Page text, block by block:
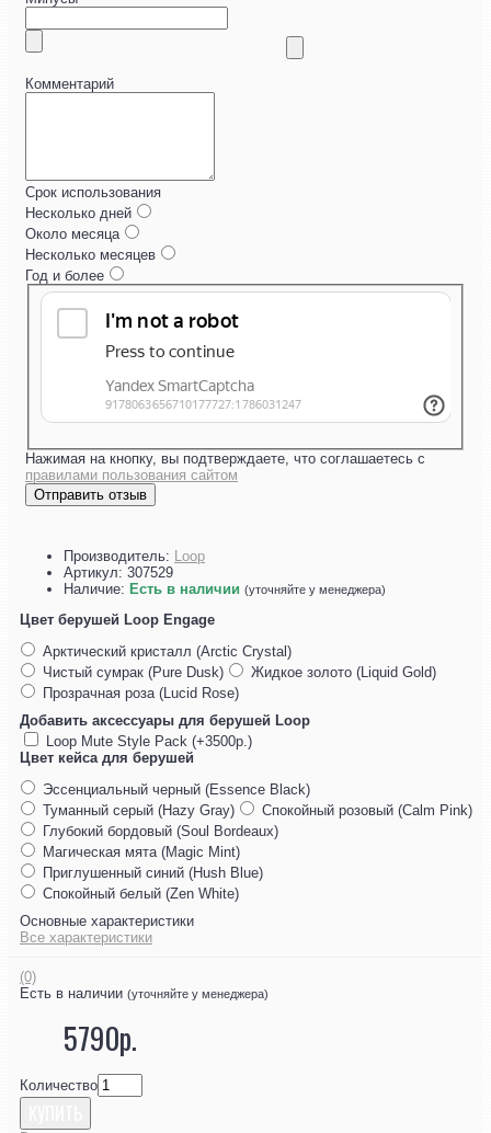
Комментарий
Срок использования
Несколько дней
Около месяца
Несколько месяцев
Год и более
Нажимая на кнопку, вы подтверждаете, что соглашаетесь с
правилами пользования сайтом
Отправить отзыв
Производитель: Loop
Артикул: 307529
Наличие: Есть в наличии (уточняйте у менеджера)
Цвет берушей Loop Engage
Арктический кристалл (Arctic Crystal)
Чистый сумрак (Pure Dusk)
Жидкое золото (Liquid Gold)
Прозрачная роза (Lucid Rose)
Добавить аксессуары для берушей Loop
Loop Mute Style Pack (+3500р.)
Цвет кейса для берушей
Эссенциальный черный (Essence Black)
Туманный серый (Hazy Gray)
Спокойный розовый (Calm Pink)
Глубокий бордовый (Soul Bordeaux)
Магическая мята (Magic Mint)
Приглушенный синий (Hush Blue)
Спокойный белый (Zen White)
Основные характеристики
Все характеристики
(0)
Есть в наличии (уточняйте у менеджера)
5790р.
Количество